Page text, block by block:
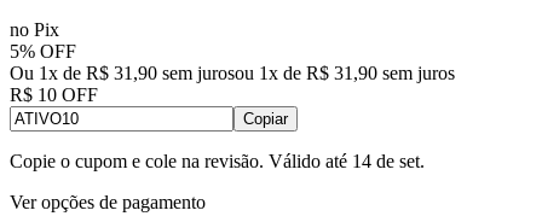
no Pix
5% OFF
Ou 1x de R$ 31,90 sem jurosou 1x de R$ 31,90 sem juros
R$ 10 OFF
Copiar
Copie o cupom e cole na revisão. Válido até 14 de set.
Ver opções de pagamento